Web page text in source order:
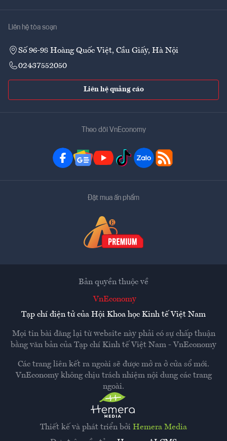
Liên hệ tòa soạn
Số 96-98 Hoàng Quốc Việt, Cầu Giấy, Hà Nội
02437552050
Liên hệ quảng cáo
Theo dõi VnEconomy
Đặt mua ấn phẩm
Thiết kế và phát triển bởi Hemera Media
Bản quyền thuộc về
VnEconomy
Tạp chí điện tử của Hội Khoa học Kinh tế Việt Nam
Mọi tin bài đăng lại từ website này phải có sự chấp thuận
bằng văn bản của Tạp chí Kinh tế Việt Nam - VnEconomy
Các trang liên kết ra ngoài sẽ được mở ra ở cửa sổ mới.
VnEconomy không chịu trách nhiệm nội dung các trang
ngoài.